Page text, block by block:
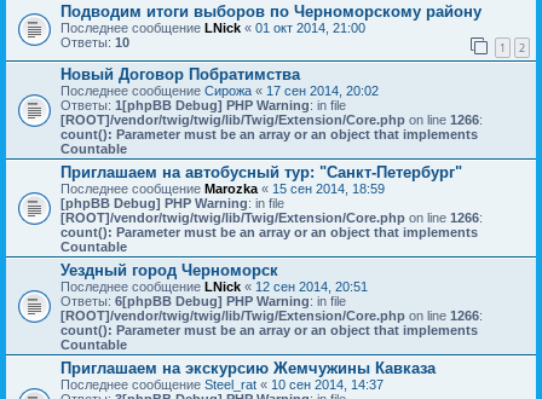
Подводим итоги выборов по Черноморскому району
Последнее сообщение LNick « 01 окт 2014, 21:00
Ответы: 10 1 2
Новый Договор Побратимства
Последнее сообщение Сирожа « 17 сен 2014, 20:02
Ответы: 1[phpBB Debug] PHP Warning: in file
[ROOT]/vendor/twig/twig/lib/Twig/Extension/Core.php on line 1266:
count(): Parameter must be an array or an object that implements
Countable
Приглашаем на автобусный тур: "Санкт-Петербург"
Последнее сообщение Marozka « 15 сен 2014, 18:59
[phpBB Debug] PHP Warning: in file
[ROOT]/vendor/twig/twig/lib/Twig/Extension/Core.php on line 1266:
count(): Parameter must be an array or an object that implements
Countable
Уездный город Черноморск
Последнее сообщение LNick « 12 сен 2014, 20:51
Ответы: 6[phpBB Debug] PHP Warning: in file
[ROOT]/vendor/twig/twig/lib/Twig/Extension/Core.php on line 1266:
count(): Parameter must be an array or an object that implements
Countable
Приглашаем на экскурсию Жемчужины Кавказа
Последнее сообщение Steel_rat « 10 сен 2014, 14:37